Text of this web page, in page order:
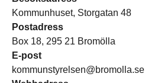
Kommunhuset, Storgatan 48
Postadress
Box 18, 295 21 Bromölla
E-post
kommunstyrelsen@bromolla.se